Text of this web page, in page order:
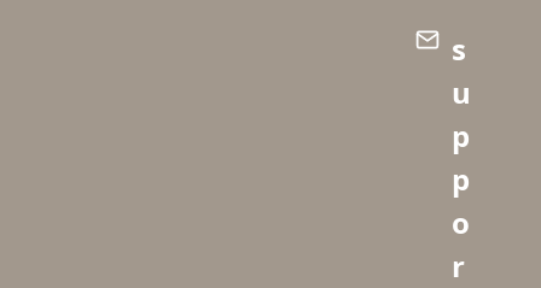
s
u
p
p
o
r